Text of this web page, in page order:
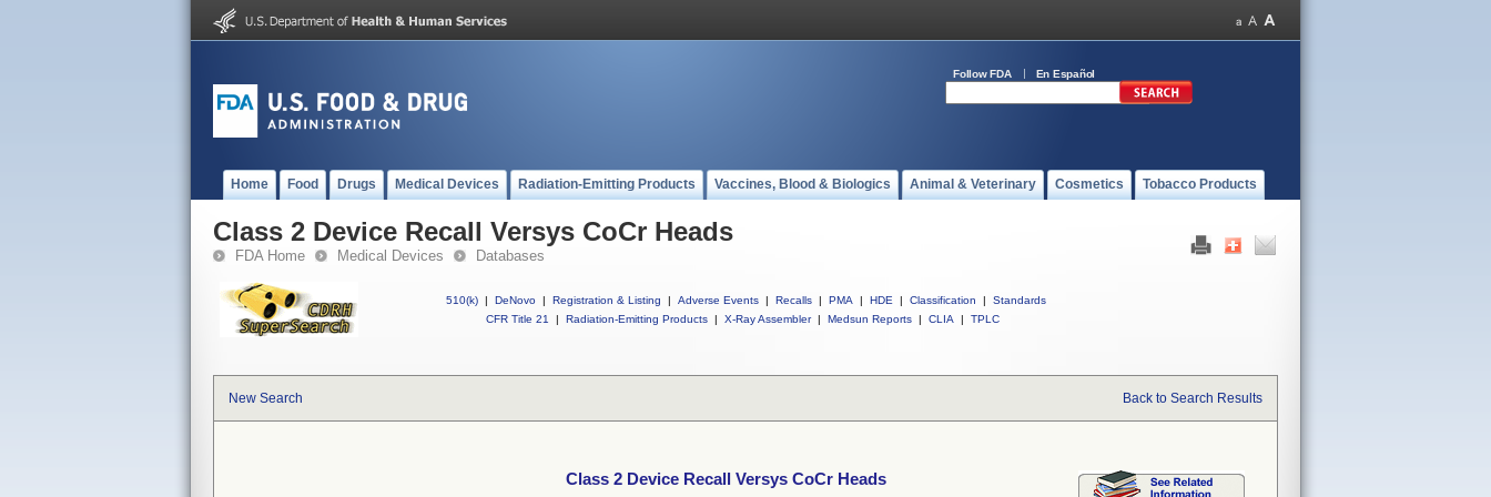
Follow FDA En Español
Home Food Drugs Medical Devices Radiation-Emitting Products Vaccines, Blood & Biologics Animal & Veterinary Cosmetics Tobacco Products
Class 2 Device Recall Versys CoCr Heads
FDA Home Medical Devices Databases
510(k) | DeNovo | Registration & Listing | Adverse Events | Recalls | PMA | HDE | Classification |
Standards
CFR Title 21
| Radiation-Emitting Products | X-Ray Assembler | Medsun Reports | CLIA | TPLC
New Search Back to Search Results
Class 2 Device Recall Versys CoCr Heads